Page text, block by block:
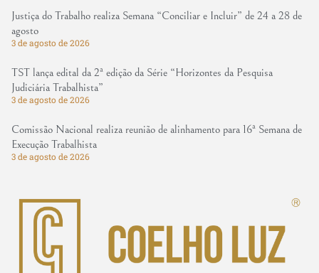
Justiça do Trabalho realiza Semana “Conciliar e Incluir” de 24 a 28 de
agosto
3 de agosto de 2026
TST lança edital da 2ª edição da Série “Horizontes da Pesquisa
Judiciária Trabalhista”
3 de agosto de 2026
Comissão Nacional realiza reunião de alinhamento para 16ª Semana de
Execução Trabalhista
3 de agosto de 2026